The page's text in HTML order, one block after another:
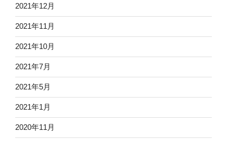
2021年12月
2021年11月
2021年10月
2021年7月
2021年5月
2021年1月
2020年11月